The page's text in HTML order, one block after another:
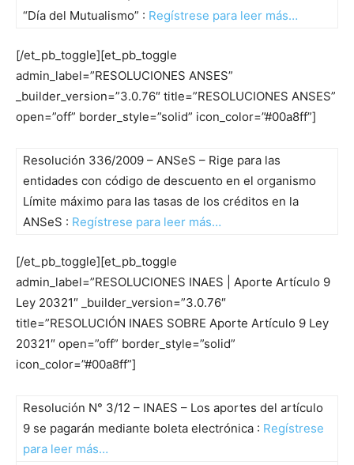
“Día del Mutualismo” : Regístrese para leer más…
[/et_pb_toggle][et_pb_toggle
admin_label=”RESOLUCIONES ANSES”
_builder_version=”3.0.76″ title=”RESOLUCIONES ANSES”
open=”off” border_style=”solid” icon_color=”#00a8ff”]
Resolución 336/2009 – ANSeS – Rige para las
entidades con código de descuento en el organismo
Límite máximo para las tasas de los créditos en la
ANSeS : Regístrese para leer más…
[/et_pb_toggle][et_pb_toggle
admin_label=”RESOLUCIONES INAES | Aporte Artículo 9
Ley 20321″ _builder_version=”3.0.76″
title=”RESOLUCIÓN INAES SOBRE Aporte Artículo 9 Ley
20321″ open=”off” border_style=”solid”
icon_color=”#00a8ff”]
Resolución N° 3/12 – INAES – Los aportes del artículo
9 se pagarán mediante boleta electrónica : Regístrese
para leer más…